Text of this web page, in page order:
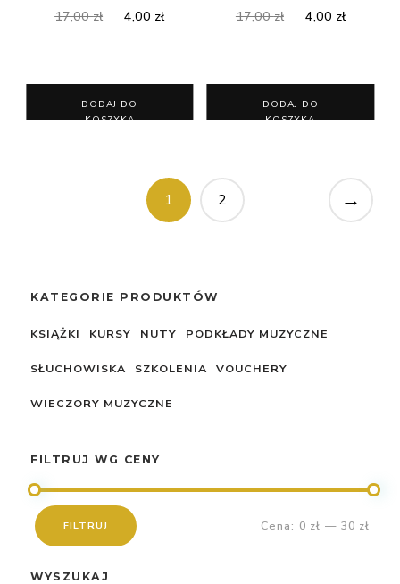
17,00zł
Pierwotna
4,00 zł
DODAJ DO
KOSZYKA
17,00zł
Pierwotna
4,00 zł
DODAJ DO
KOSZYKA
1 2 →
KATEGORIE PRODUKTÓW
KSIĄŻKI KURSY NUTY PODKŁADY MUZYCZNE
SŁUCHOWISKA SZKOLENIA VOUCHERY
WIECZORY MUZYCZNE
FILTRUJ WG CENY
FILTRUJ Cena: 0 zł — 30 zł
WYSZUKAJ